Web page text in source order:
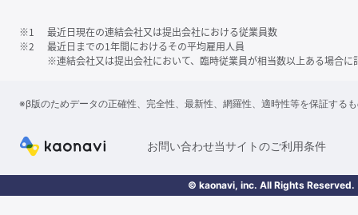
※1
最近日現在の連結会社又は提出会社における従業員数
※2
最近日までの1年間におけるその平均雇用人員
※連結会社又は提出会社において、臨時従業員が相当数以上ある場合に
※β版のためデータの正確性、完全性、最新性、網羅性、適時性等を保証する
お問い合わせ当サイトのご利用条件
© kaonavi, inc. All Rights Reserved.